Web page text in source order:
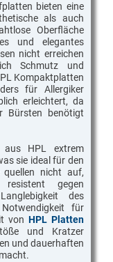
bieten eine
als auch
Oberfläche
und elegantes
nicht erreichen
Schmutz und
Kompaktplatten
für Allergiker
erleichtert, da
Bürsten benötigt
aus HPL extrem
sie ideal für den
quellen nicht auf,
gegen
des
für
von HPL Platten
und Kratzer
und dauerhaften